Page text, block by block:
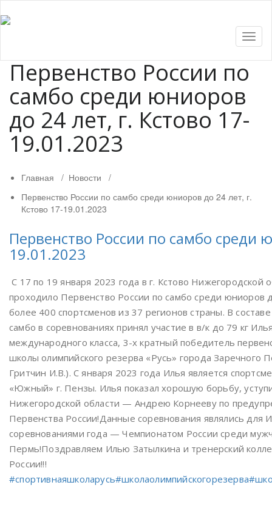
Первенство России по
самбо среди юниоров
до 24 лет, г. Кстово 17-
19.01.2023
Главная / Новости /
Первенство России по самбо среди юниоров до 24 лет, г.
Кстово 17-19.01.2023
Первенство России по самбо среди
19.01.2023
С 17 по 19 января 2023 года в г. Кстово
проходило Первенство России по самбо среди юниоров
более 400 спортсменов из 37 регионов страны. В
самбо в соревнованиях принял участие в в/к до 79 кг
международного класса, 3-х кратный победитель
школы олимпийского резерва «Русь» города Заречного
Гритчин И.В.). С января 2023 года Илья является
«Южный» г. Пензы. Илья показал хорошую борьбу,
Нижегородской области — Андрею Корнееву по
Первенства России!Данные соревнования являлись
соревнованиями года — Чемпионатом России среди
Пермь!Поздравляем Илью Затылкина и тренерский
России!!!
#спортивнаяшколарусь#школаолимпийскогорезерва